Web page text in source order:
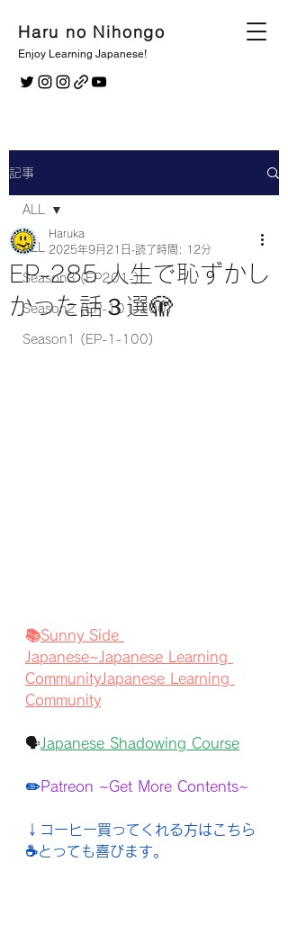
Haru no Nihongo
Enjoy Learning Japanese!
記事
ALL
Season3 (EP201-)
Season2 (EP-101-200)
Season1 (EP-1-100)
ALL
EP-285 人生で恥ずかし
かった話３選🫣
Haruka
2025年9月21日 読了時間: 12分
📚Sunny Side
Japanese~Japanese Learning
CommunityJapanese Learning
Community
🗣️ Japanese Shadowing Course
✏️Patreon ~Get More Contents~
↓コーヒー買ってくれる方はこちら
☕️とっても喜びます。